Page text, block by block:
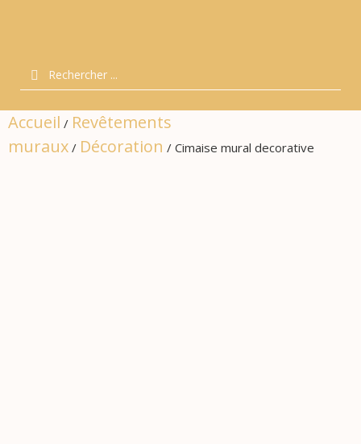
Accueil / Revêtements
muraux / Décoration / Cimaise mural decorative